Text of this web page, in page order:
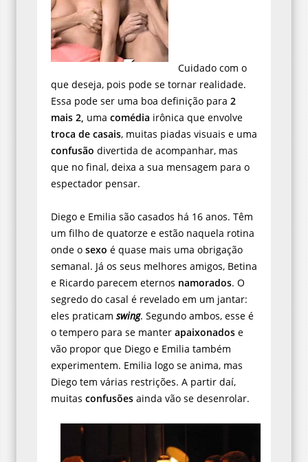
Cuidado com o
que deseja, pois pode se tornar realidade.
Essa pode ser uma boa definição para 2
mais 2, uma comédia irônica que envolve
troca de casais, muitas piadas visuais e uma
confusão divertida de acompanhar, mas
que no final, deixa a sua mensagem para o
espectador pensar.
Diego e Emilia são casados há 16 anos. Têm
um filho de quatorze e estão naquela rotina
onde o sexo é quase mais uma obrigação
semanal. Já os seus melhores amigos, Betina
e Ricardo parecem eternos namorados. O
segredo do casal é revelado em um jantar:
eles praticam swing. Segundo ambos, esse é
o tempero para se manter apaixonados e
vão propor que Diego e Emilia também
experimentem. Emilia logo se anima, mas
Diego tem várias restrições. A partir daí,
muitas confusões ainda vão se desenrolar.